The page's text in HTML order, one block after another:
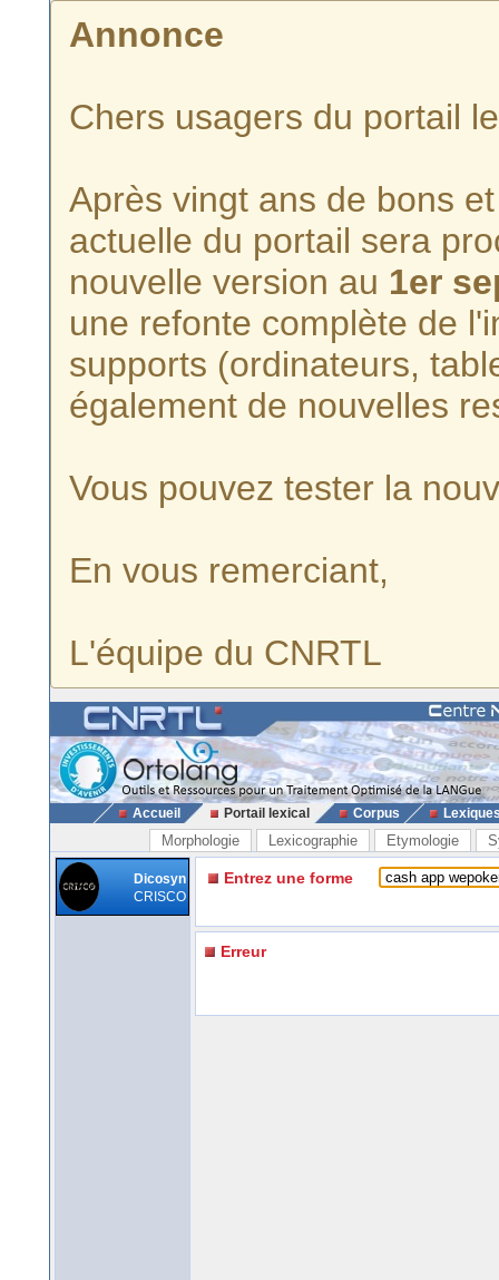
Annonce
Chers usagers du portail
Après vingt ans de bons
actuelle du portail sera
nouvelle version au 1er
une refonte complète de
supports (ordinateurs,
également de nouvelles
Vous pouvez tester la
En vous remerciant,
L'équipe du CNRTL
Accueil Portail lexical Corpus
Morphologie Lexicographie Etymologie
Dicosyn
CRISCO
Entrez une forme
Erreur